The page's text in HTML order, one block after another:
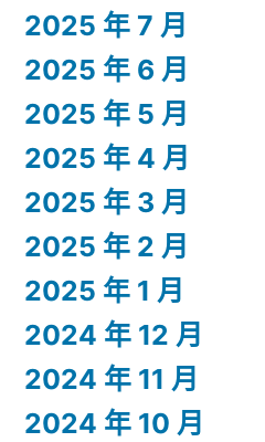
2025 年 7 月
2025 年 6 月
2025 年 5 月
2025 年 4 月
2025 年 3 月
2025 年 2 月
2025 年 1 月
2024 年 12 月
2024 年 11 月
2024 年 10 月